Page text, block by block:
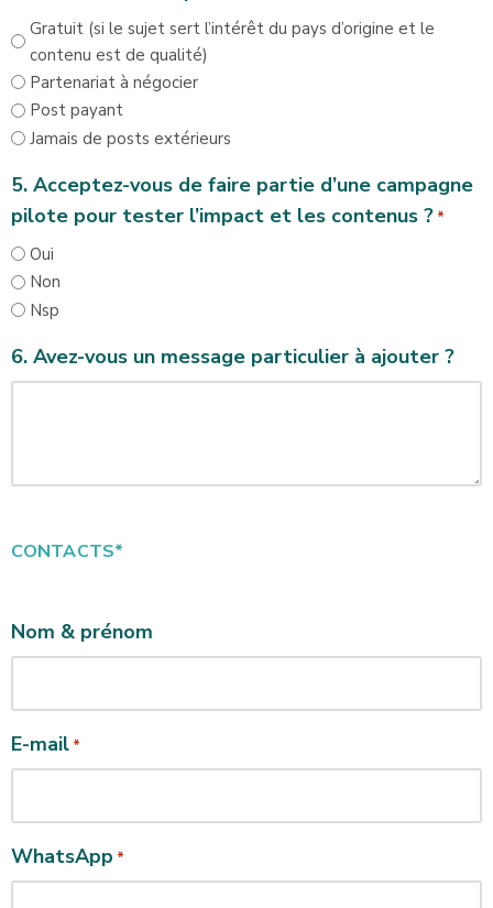
Gratuit (si le sujet sert l’intérêt du pays d’origine et le
contenu est de qualité)
Partenariat à négocier
Post payant
Jamais de posts extérieurs
5. Acceptez-vous de faire partie d’une campagne
pilote pour tester l’impact et les contenus ? *
Oui
Non
Nsp
6. Avez-vous un message particulier à ajouter ?
CONTACTS*
Nom & prénom
E-mail *
WhatsApp *